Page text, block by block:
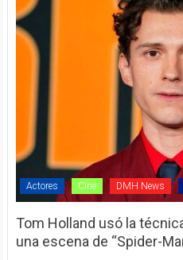
Actores Cine DMH News
Tom Holland usó la
una escena de “Spider-